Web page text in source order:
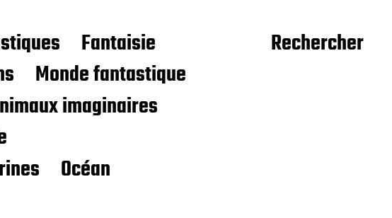
Fantaisie
Monde fantastique
imaginaires
Océan
Rechercher